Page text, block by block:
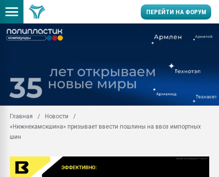
ПЕРЕЙТИ НА ФОРУМ
цикла
заводу пластмасс"
Главная
Новости
«Нижнекамскшина» призывает ввести пошлины на ввоз импортных
шин